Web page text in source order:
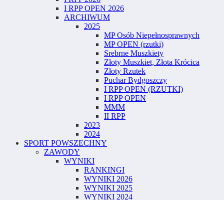
I RPP OPEN 2026
ARCHIWUM
2025
MP Osób Niepełnosprawnych
MP OPEN (rzutki)
Srebrne Muszkiety
Złoty Muszkiet, Złota Krócica
Złoty Rzutek
Puchar Bydgoszczy
I RPP OPEN (RZUTKI)
I RPP OPEN
MMM
II RPP
2023
2024
SPORT POWSZECHNY
ZAWODY
WYNIKI
RANKINGI
WYNIKI 2026
WYNIKI 2025
WYNIKI 2024